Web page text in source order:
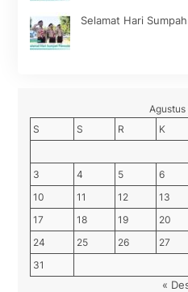
Selamat Hari
S
S R K
3
4 5 6
10
11 12 13
17
18 19 20
24
25 26 27
31
«